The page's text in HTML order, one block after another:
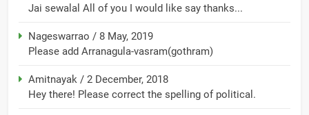
Jai sewalal All of you I would like say thanks...
Nageswarrao / 8 May, 2019
Please add Arranagula-vasram(gothram)
Amitnayak / 2 December, 2018
Hey there! Please correct the spelling of political.